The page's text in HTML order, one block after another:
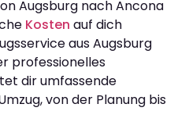
Augsburg nach Ancona
Kosten auf dich
aus Augsburg
professionelles
dir umfassende
von der Planung bis